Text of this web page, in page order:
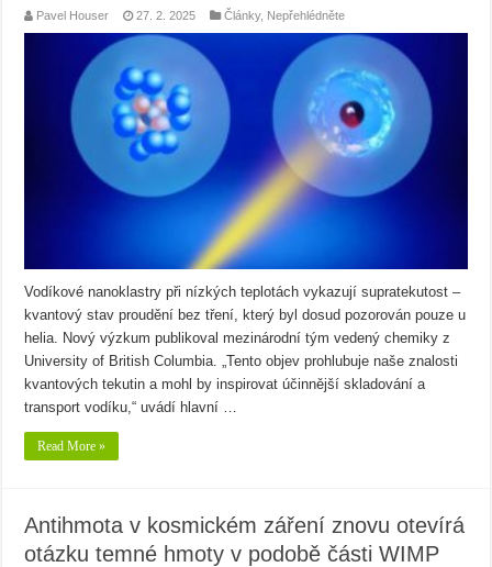
Pavel Houser 27. 2. 2025 Články, Nepřehlédněte
Vodíkové nanoklastry při nízkých teplotách vykazují supratekutost –
kvantový stav proudění bez tření, který byl dosud pozorován pouze u
helia. Nový výzkum publikoval mezinárodní tým vedený chemiky z
University of British Columbia. „Tento objev prohlubuje naše znalosti
kvantových tekutin a mohl by inspirovat účinnější skladování a
transport vodíku,“ uvádí hlavní …
Read More »
Antihmota v kosmickém záření znovu otevírá
otázku temné hmoty v podobě části WIMP